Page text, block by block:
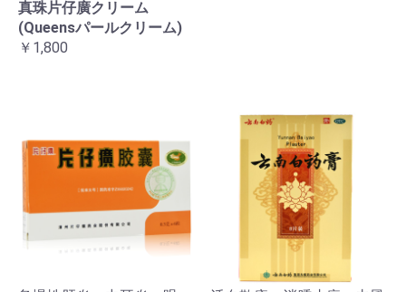
真珠片仔廣クリーム
(Queensパールクリーム)
￥1,800